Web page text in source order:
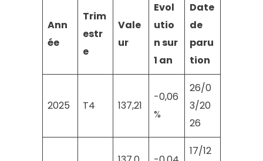
Ann
ée
Trim
estr
e
Vale
ur
Evol
utio
n sur
1 an
Date
de
paru
tion
2025 T4 137,21
-0,06
%
26/0
3/20
26
17/12